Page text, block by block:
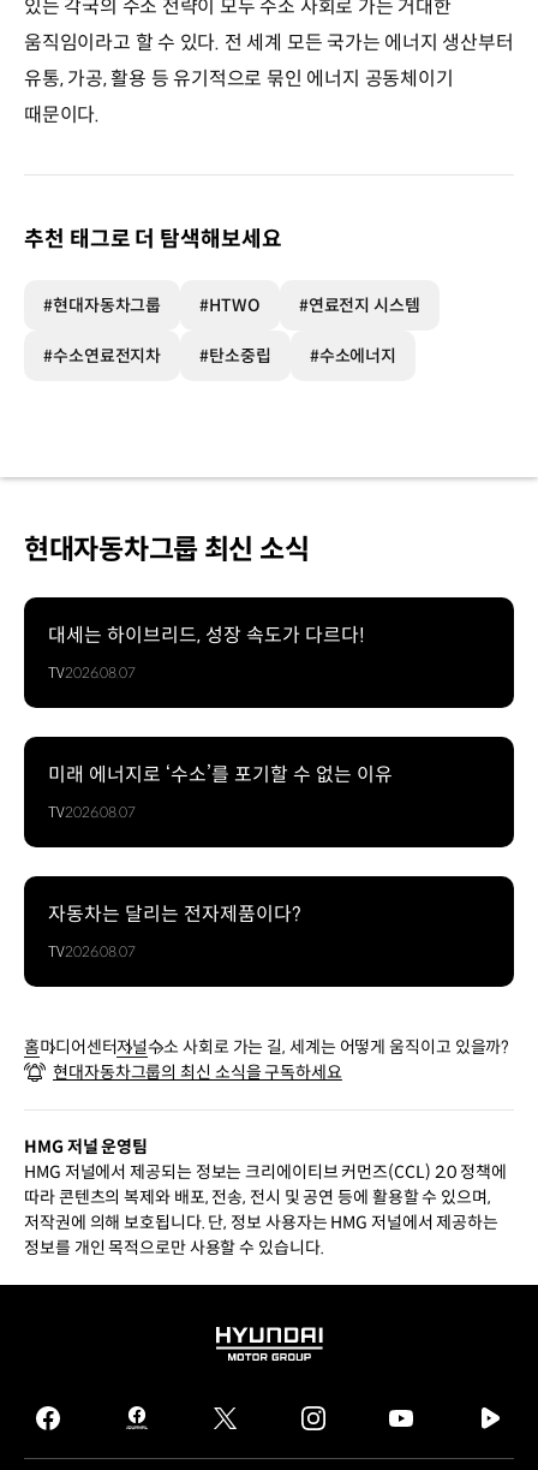
있는 각국의 수소 전략이 모두 수소 사회로 가는 거대한
움직임이라고 할 수 있다. 전 세계 모든 국가는 에너지 생산부터
유통, 가공, 활용 등 유기적으로 묶인 에너지 공동체이기
때문이다.
추천 태그로 더 탐색해보세요
#현대자동차그룹 #HTWO #연료전지 시스템
#수소연료전지차 #탄소중립 #수소에너지
현대자동차그룹 최신 소식
대세는 하이브리드, 성장 속도가 다르다!
TV2026.08.07
미래 에너지로 ‘수소’를 포기할 수 없는 이유
TV2026.08.07
자동차는 달리는 전자제품이다?
TV2026.08.07
홈미디어센터저널수소 사회로 가는 길, 세계는 어떻게 움직이고 있을까?
현대자동차그룹의 최신 소식을 구독하세요
HMG 저널 운영팀
HMG 저널에서 제공되는 정보는 크리에이티브 커먼즈(CCL) 2.0 정책에
따라 콘텐츠의 복제와 배포, 전송, 전시 및 공연 등에 활용할 수 있으며,
저작권에 의해 보호됩니다. 단, 정보 사용자는 HMG 저널에서 제공하는
정보를 개인 목적으로만 사용할 수 있습니다.
HYUNDAI
GROUP
facebook
hmg
journal
twitter instagram
tv